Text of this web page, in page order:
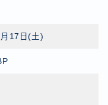
17日(土)